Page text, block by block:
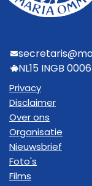
NL15 INGB
Privacy
Disclaimer
Over ons
Organisatie
Nieuwsbrief
Foto's
Films